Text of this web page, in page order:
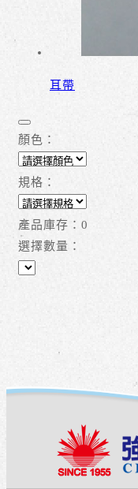
耳帶
顏色：
規格：
產品庫存： 0
選擇數量：